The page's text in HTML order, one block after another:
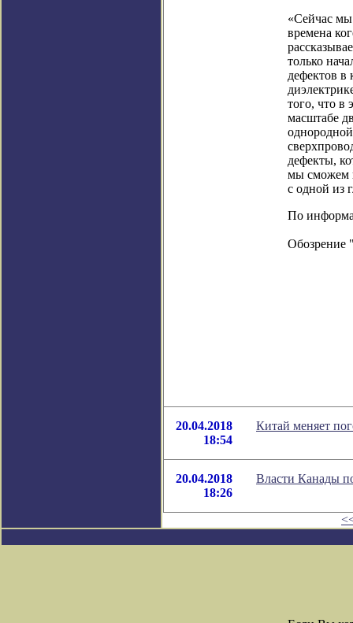
«Сейчас
времена
только
дефектов
того, что в
масштабе
дефекты,
мы сможем
с одной из
По
Обозрение
20.04.2018
18:54
Китай меняет
20.04.2018
18:26
Власти Канады